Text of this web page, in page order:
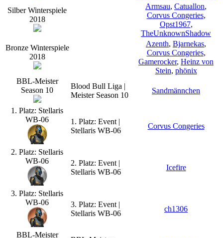
Silber Winterspiele
2018
Armsau, Catuallon,
Corvus Congeries,
Opst1967,
TheUnknownShadow
Bronze Winterspiele
2018
Azenth, Bjarnekas,
Corvus Congeries,
Gamerocker, Heinz von
Stein, phönix
BBL-Meister
Season 10
Blood Bull Liga |
Meister Season 10
Sandmännchen
1. Platz: Stellaris
WB-06
1. Platz: Event |
Stellaris WB-06
Corvus Congeries
2. Platz: Stellaris
WB-06
2. Platz: Event |
Stellaris WB-06
Icefire
3. Platz: Stellaris
WB-06
3. Platz: Event |
Stellaris WB-06
ch1306
BBL-Meister